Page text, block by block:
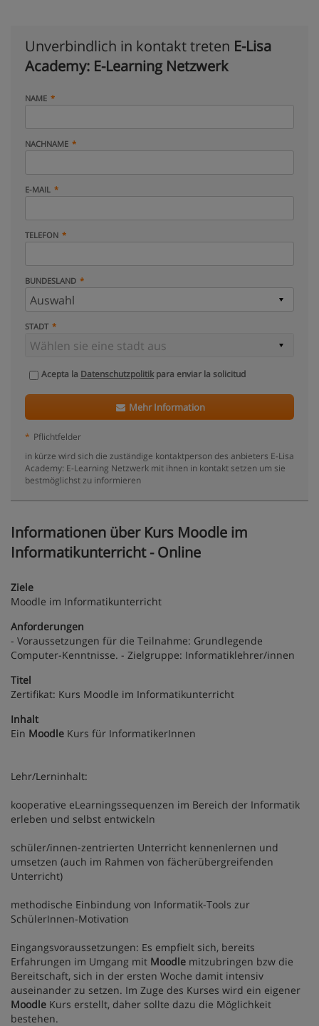
Unverbindlich in kontakt treten E-Lisa
Academy: E-Learning Netzwerk
NAME
NACHNAME
E-MAIL
TELEFON
BUNDESLAND
STADT
Acepta la Datenschutzpolitikpara enviar la solicitud
Mehr Information
* Pflichtfelder
in kürze wird sich die zuständige kontaktperson des anbieters E-Lisa
Academy: E-Learning Netzwerk mit ihnen in kontakt setzen um sie
bestmöglichst zu informieren
Informationen über Kurs Moodle im
Informatikunterricht - Online
Ziele
Moodle im Informatikunterricht
Anforderungen
- Voraussetzungen für die Teilnahme: Grundlegende
Computer-Kenntnisse. - Zielgruppe: Informatiklehrer/innen
Titel
Zertifikat: Kurs Moodle im Informatikunterricht
Inhalt
Ein Moodle Kurs für InformatikerInnen
Lehr/Lerninhalt:
kooperative eLearningssequenzen im Bereich der Informatik
erleben und selbst entwickeln
schüler/innen-zentrierten Unterricht kennenlernen und
umsetzen (auch im Rahmen von fächerübergreifenden
Unterricht)
methodische Einbindung von Informatik-Tools zur
SchülerInnen-Motivation
Eingangsvoraussetzungen: Es empfielt sich, bereits
Erfahrungen im Umgang mit Moodle mitzubringen bzw die
Bereitschaft, sich in der ersten Woche damit intensiv
auseinander zu setzen. Im Zuge des Kurses wird ein eigener
Moodle Kurs erstellt, daher sollte dazu die Möglichkeit
bestehen.